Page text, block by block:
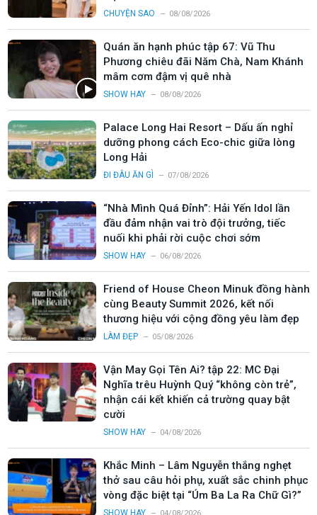
CHUYỆN SAO 08/08/2026
Quán ăn hạnh phúc tập 67: Vũ Thu
Phương chiêu đãi Năm Chà, Nam Khánh
mâm cơm đậm vị quê nhà
SHOW HAY 08/08/2026
Palace Long Hai Resort – Dấu ấn nghỉ
dưỡng phong cách Eco-chic giữa lòng
Long Hải
ĐI ĐÂU ĂN GÌ 07/08/2026
“Nhà Mình Quá Đỉnh”: Hải Yến Idol lần
đầu đảm nhận vai trò đội trưởng, tiếc
nuối khi phải rời cuộc chơi sớm
SHOW HAY 06/08/2026
Friend of House Cheon Minuk đồng hành
cùng Beauty Summit 2026, kết nối
thương hiệu với cộng đồng yêu làm đẹp
LÀM ĐẸP 05/08/2026
Vận May Gọi Tên Ai? tập 22: MC Đại
Nghĩa trêu Huỳnh Quý “không còn trẻ”,
nhận cái kết khiến cả trường quay bật
cười
SHOW HAY 04/08/2026
Khắc Minh – Lâm Nguyễn thắng nghẹt
thở sau câu hỏi phụ, xuất sắc chinh phục
vòng đặc biệt tại “Úm Ba La Ra Chữ Gì?”
SHOW HAY 04/08/2026